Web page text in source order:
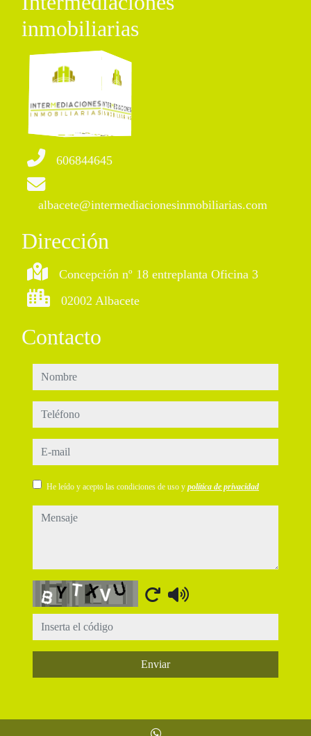
inmobiliarias
606844645
albacete@intermediacionesinmobiliarias.com
Dirección
Concepción nº 18 entreplanta Oficina 3
02002 Albacete
Contacto
nombre
teléfono
e-mail
He leído y acepto las condiciones de uso y política de privacidad
mensaje
Captcha
Enviar